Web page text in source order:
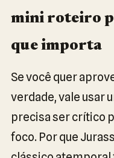
mini roteiro
que importa
Se você quer
verdade, vale usar
precisa ser crítico
foco. Por que